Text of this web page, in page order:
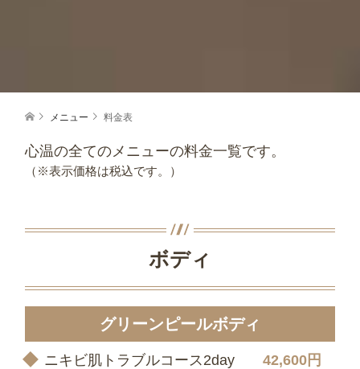
メニュー 料金表
心温の全てのメニューの料金一覧です。
（※表示価格は税込です。）
ボディ
グリーンピールボディ
ニキビ肌トラブルコース2day 42,600円